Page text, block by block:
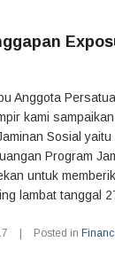
Anggota
kami
Sosial yaitu
Program
untuk
lambat tanggal
Posted in